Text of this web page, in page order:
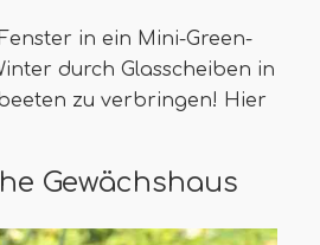
in ein Mini-Green-
durch Glasscheiben in
zu verbringen! Hier
Gewächshaus